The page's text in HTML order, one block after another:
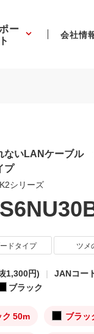
ー
ト 会社情
ないLANケーブ
プ
シリーズ
ドタイプ ツメ
1,300円)
JANコー
ブラック
ク 50m ブラッ